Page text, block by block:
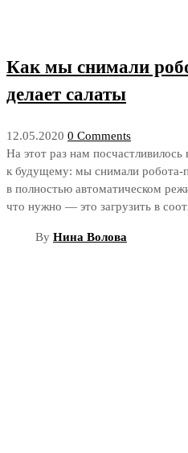
Как мы снимали
делает салаты
12.05.2020 0 Comments
На этот раз нам
к будущему: мы снимали робота-
в полностью автоматическом
что нужно — это загрузить в
By Нина Волова